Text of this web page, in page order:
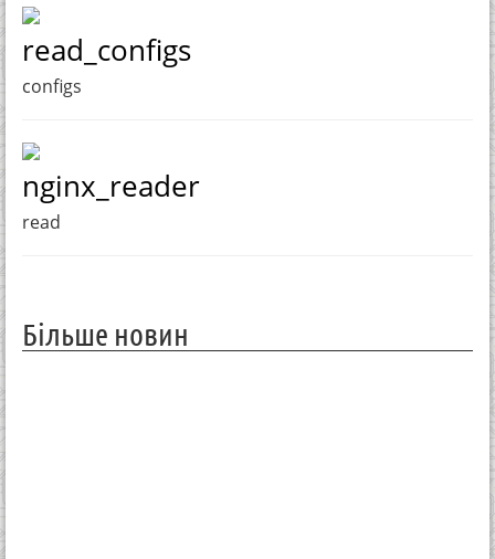
read_configs
configs
nginx_reader
read
Більше новин